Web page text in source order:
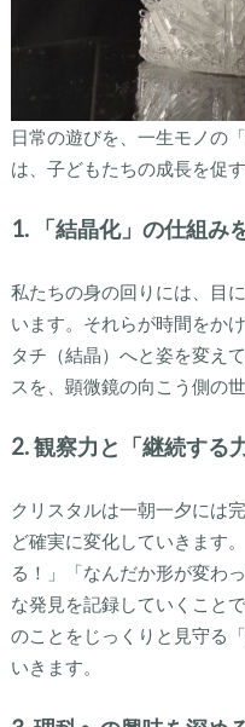
日常の遊びを、一生モノの
は、子どもたちの成長を促
1. 「結晶化」の仕組み
私たちの身の回りには、目
います。それらが時間をか
タチ（結晶）へと姿を変え
スを、顕微鏡の向こう側の
2. 観察力と「継続する
クリスタルは一朝一夕には
ど確実に変化していきます
る！」「なんだか形が変わ
な発見を記録していくこと
のことをじっくりと見守る
いきます。